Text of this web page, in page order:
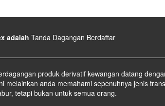
adalah Tanda Dagangan Berdaftar
produk derivatif kewangan datang
anda memahami sepenuhnya jenis
tetapi bukan untuk semua orang.